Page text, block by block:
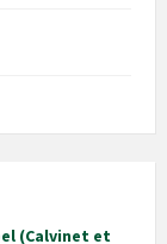
(Calvinet et